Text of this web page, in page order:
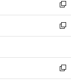
く
で
開
く
ド
ウ
で
開
ィ
ン
ド
ウ
開
く
い
ウ
ィ
ン
ウ
で
新
し
い
ウ
ン
ド
新
し
ウ
ィ
新